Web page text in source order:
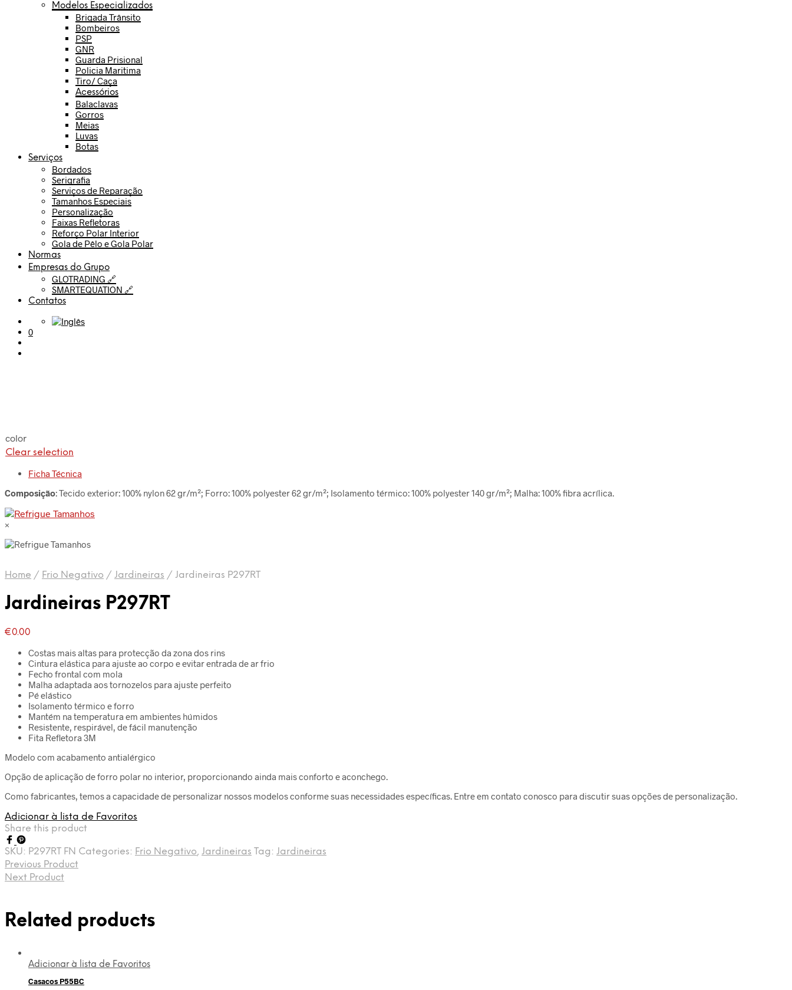
Modelos Especializados
Brigada Trânsito
Bombeiros
PSP
GNR
Guarda Prisional
Policia Maritima
Tiro/ Caça
Acessórios
Balaclavas
Gorros
Meias
Luvas
Botas
Serviços
Bordados
Serigrafia
Serviços de Reparação
Tamanhos Especiais
Personalização
Faixas Refletoras
Reforço Polar Interior
Gola de Pêlo e Gola Polar
Normas
Empresas do Grupo
GLOTRADING 🔗
SMARTEQUATION 🔗
Contatos
0
color
Clear selection
Ficha Técnica
Composição: Tecido exterior: 100% nylon 62 gr/m²; Forro: 100% polyester 62 gr/m²; Isolamento térmico: 100% polyester 140 gr/m²; Malha: 100% fibra acrílica.
×
Home / Frio Negativo / Jardineiras / Jardineiras P297RT
Jardineiras P297RT
€0.00
Costas mais altas para protecção da zona dos rins
Cintura elástica para ajuste ao corpo e evitar entrada de ar frio
Fecho frontal com mola
Malha adaptada aos tornozelos para ajuste perfeito
Pé elástico
Isolamento térmico e forro
Mantém na temperatura em ambientes húmidos
Resistente, respirável, de fácil manutenção
Fita Refletora 3M
Modelo com acabamento antialérgico
Opção de aplicação de forro polar no interior, proporcionando ainda mais conforto e aconchego.
Como fabricantes, temos a capacidade de personalizar nossos modelos conforme suas necessidades específicas. Entre em contato conosco para discutir suas opções de personalização.
Adicionar à lista de Favoritos
Share this product
SKU: P297RT FN Categories: Frio Negativo, Jardineiras Tag: Jardineiras
Previous Product
Next Product
Related products
Adicionar à lista de Favoritos
Casacos P55BC